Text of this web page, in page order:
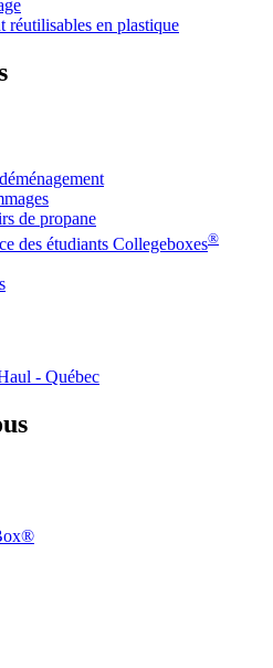
réutilisables en plastique
de propane
des étudiants Collegeboxes®
- Québec